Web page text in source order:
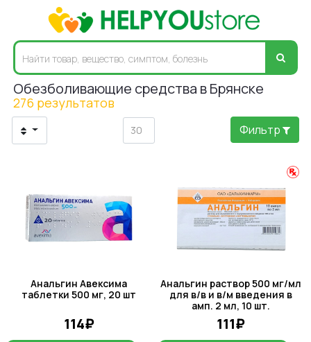
Обезболивающие средства в Брянске
276 результатов
Фильтр
Анальгин Авексима
таблетки 500 мг, 20 шт
114₽
Анальгин раствор 500 мг/мл
для в/в и в/м введения в
амп. 2 мл, 10 шт.
111₽